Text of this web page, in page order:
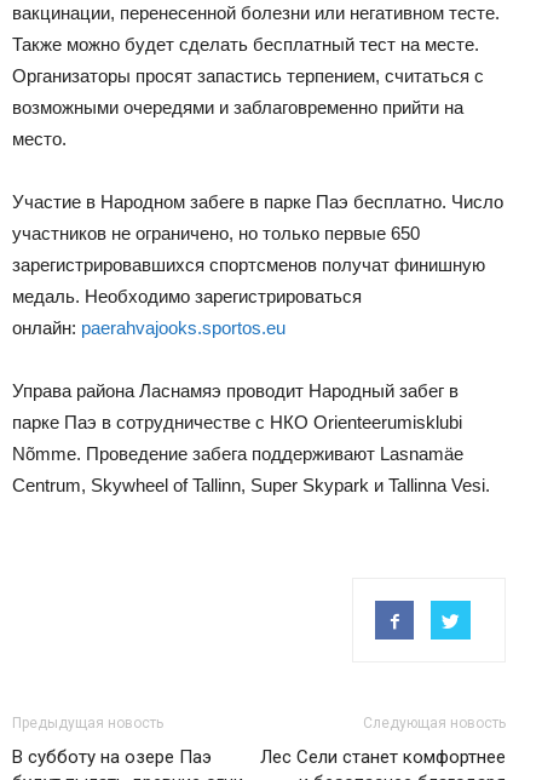
вакцинации, перенесенной болезни или негативном тесте.
Также можно будет сделать бесплатный тест на месте.
Организаторы просят запастись терпением, считаться с
возможными очередями и заблаговременно прийти на
место.
Участие в Народном забеге в парке Паэ бесплатно. Число
участников не ограничено, но только первые 650
зарегистрировавшихся спортсменов получат финишную
медаль. Необходимо зарегистрироваться
онлайн: paerahvajooks.sportos.eu
Управа района Ласнамяэ проводит Народный забег в
парке Паэ в сотрудничестве с НКО Orienteerumisklubi
Nõmme. Проведение забега поддерживают Lasnamäe
Centrum, Skywheel of Tallinn, Super Skypark и Tallinna Vesi.
Предыдущая новость
В субботу на озере Паэ
Следующая новость
Лес Сели станет комфортнее